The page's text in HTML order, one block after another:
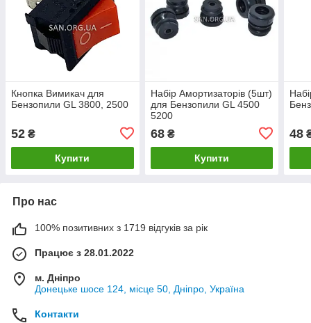
Кнопка Вимикач для
Бензопили GL 3800, 2500
52 ₴
Купити
Набір Амортизаторів (5шт)
для Бензопили GL 4500
5200
68₴
Купити
48
Про нас
100% позитивних з 1719 відгуків за рік
Працює з 28.01.2022
м. Дніпро
Донецьке шосе 124, місце 50, Дніпро, Україна
Контакти